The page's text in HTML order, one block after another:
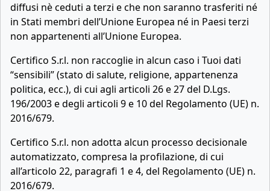
diffusi nè ceduti a terzi e che non saranno trasferiti né
in Stati membri dell’Unione Europea né in Paesi terzi
non appartenenti all’Unione Europea.
Certifico S.r.l. non raccoglie in alcun caso i Tuoi dati
“sensibili” (stato di salute, religione, appartenenza
politica, ecc.), di cui agli articoli 26 e 27 del D.Lgs.
196/2003 e degli articoli 9 e 10 del Regolamento (UE) n.
2016/679.
Certifico S.r.l. non adotta alcun processo decisionale
automatizzato, compresa la profilazione, di cui
all’articolo 22, paragrafi 1 e 4, del Regolamento (UE) n.
2016/679.